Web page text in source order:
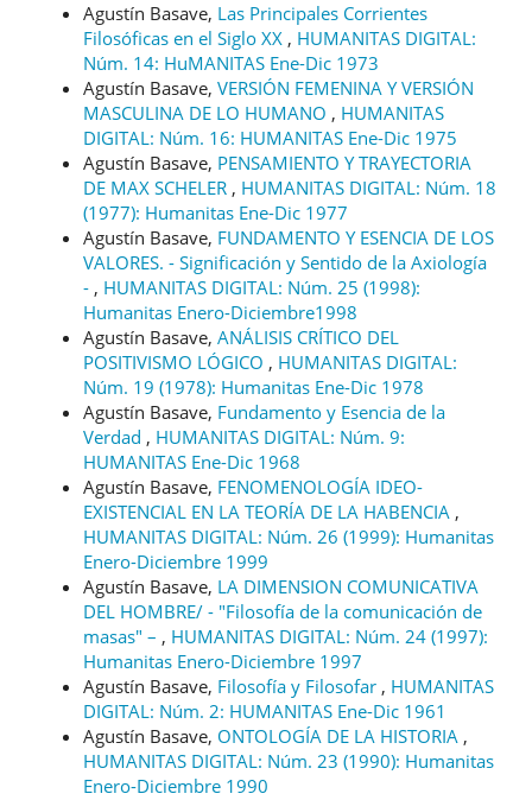
Agustín Basave, Las Principales Corrientes
Filosóficas en el Siglo XX , HUMANITAS DIGITAL:
Núm. 14: HuMANITAS Ene-Dic 1973
Agustín Basave, VERSIÓN FEMENINA Y VERSIÓN
MASCULINA DE LO HUMANO , HUMANITAS
DIGITAL: Núm. 16: HUMANITAS Ene-Dic 1975
Agustín Basave, PENSAMIENTO Y TRAYECTORIA
DE MAX SCHELER , HUMANITAS DIGITAL: Núm. 18
(1977): Humanitas Ene-Dic 1977
Agustín Basave, FUNDAMENTO Y ESENCIA DE LOS
VALORES. - Significación y Sentido de la Axiología
- , HUMANITAS DIGITAL: Núm. 25 (1998):
Humanitas Enero-Diciembre1998
Agustín Basave, ANÁLISIS CRÍTICO DEL
POSITIVISMO LÓGICO , HUMANITAS DIGITAL:
Núm. 19 (1978): Humanitas Ene-Dic 1978
Agustín Basave, Fundamento y Esencia de la
Verdad , HUMANITAS DIGITAL: Núm. 9:
HUMANITAS Ene-Dic 1968
Agustín Basave, FENOMENOLOGÍA IDEO-
EXISTENCIAL EN LA TEORÍA DE LA HABENCIA ,
HUMANITAS DIGITAL: Núm. 26 (1999): Humanitas
Enero-Diciembre 1999
Agustín Basave, LA DIMENSION COMUNICATIVA
DEL HOMBRE/ - "Filosofía de la comunicación de
masas" – , HUMANITAS DIGITAL: Núm. 24 (1997):
Humanitas Enero-Diciembre 1997
Agustín Basave, Filosofía y Filosofar , HUMANITAS
DIGITAL: Núm. 2: HUMANITAS Ene-Dic 1961
Agustín Basave, ONTOLOGÍA DE LA HISTORIA ,
HUMANITAS DIGITAL: Núm. 23 (1990): Humanitas
Enero-Diciembre 1990